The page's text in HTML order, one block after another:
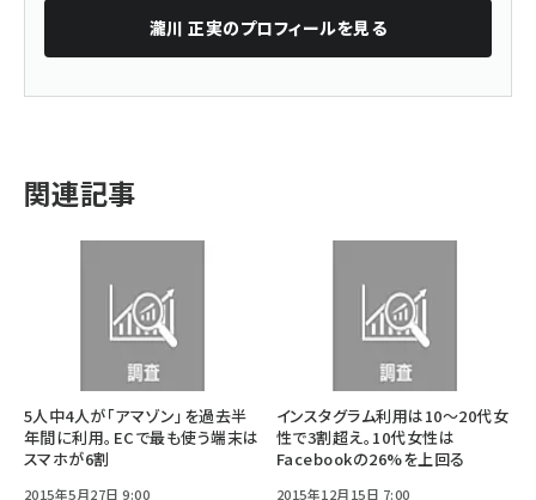
瀧川 正実のプロフィールを見る
関連記事
5人中4人が「アマゾン」を過去半
年間に利用。ECで最も使う端末は
スマホが6割
2015年5月27日 9:00
インスタグラム利用は10～20代女
性で3割超え。10代女性は
Facebookの26%を上回る
2015年12月15日 7:00